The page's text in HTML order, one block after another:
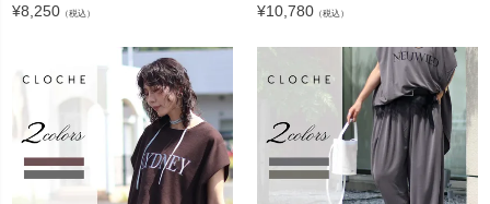
¥8,250 （税込） ¥10,780 （税込）